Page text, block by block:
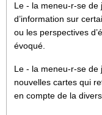
Le - la meneu-r-se de
d’information sur
ou les perspectives
évoqué.
Le - la meneu-r-se de
nouvelles cartes qui
en compte de la